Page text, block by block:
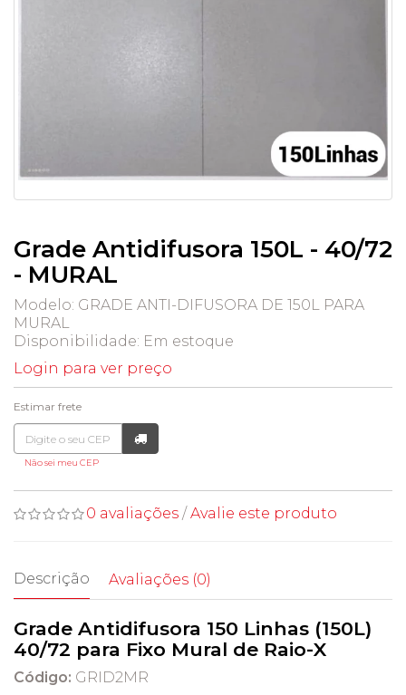
Grade Antidifusora 150L - 40/72
- MURAL
Modelo: GRADE ANTI-DIFUSORA DE 150L PARA
MURAL
Disponibilidade: Em estoque
Login para ver preço
Estimar frete
Não sei meu CEP
0 avaliações / Avalie este produto
Descrição Avaliações (0)
Grade Antidifusora 150 Linhas (150L)
40/72 para Fixo Mural de Raio-X
Código: GRID2MR